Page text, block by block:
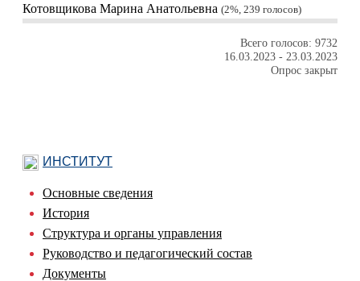
Котовщикова Марина Анатольевна 2%, 239 голосов
Всего голосов: 9732
16.03.2023 - 23.03.2023
Опрос закрыт
ИНСТИТУТ
Основные сведения
История
Структура и органы управления
Руководство и педагогический состав
Документы